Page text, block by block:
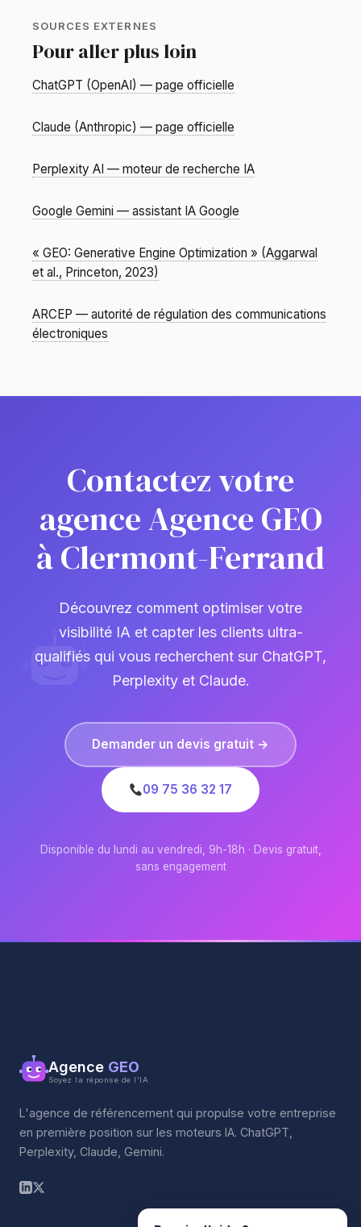
SOURCES EXTERNES
Pour aller plus loin
ChatGPT (OpenAI) — page officielle
Claude (Anthropic) — page officielle
Perplexity AI — moteur de recherche IA
Google Gemini — assistant IA Google
« GEO: Generative Engine Optimization » (Aggarwal
et al., Princeton, 2023)
ARCEP — autorité de régulation des communications
électroniques
Contactez votre
agence Agence GEO
à Clermont-Ferrand
Découvrez comment optimiser votre
visibilité IA et capter les clients ultra-
qualifiés qui vous recherchent sur ChatGPT,
Perplexity et Claude.
Demander un devis gratuit →
09 75 36 32 17
Disponible du lundi au vendredi, 9h-18h · Devis gratuit,
sans engagement
Agence GEO
Soyez la réponse de l'IA
L'agence de référencement qui propulse votre entreprise
en première position sur les moteurs IA. ChatGPT,
Perplexity, Claude, Gemini.